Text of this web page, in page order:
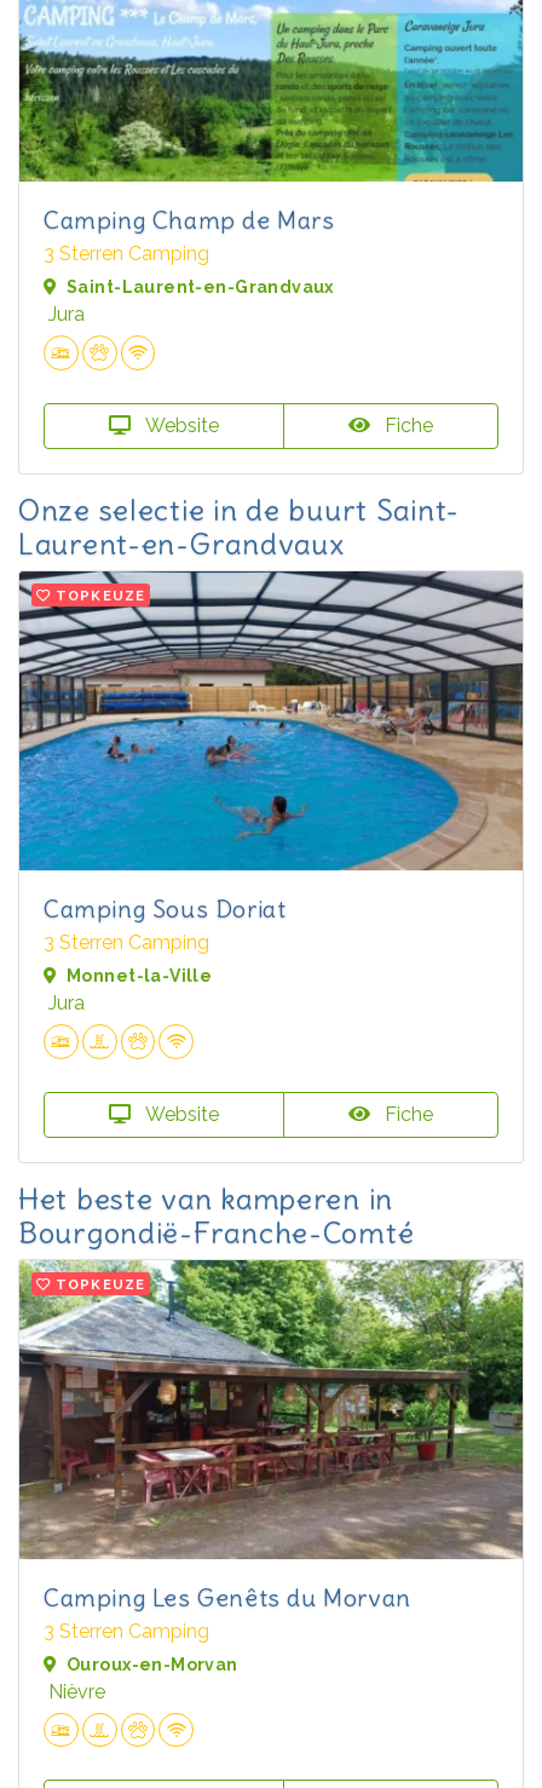
Camping Champ de Mars
3 Sterren Camping
Saint-Laurent-en-Grandvaux
Jura
Website Fiche
Onze selectie in de buurt Saint-
Laurent-en-Grandvaux
TOPKEUZE
Camping Sous Doriat
3 Sterren Camping
Monnet-la-Ville
Jura
Website Fiche
Het beste van kamperen in
Bourgondië-Franche-Comté
TOPKEUZE
Camping Les Genêts du Morvan
3 Sterren Camping
Ouroux-en-Morvan
Nièvre